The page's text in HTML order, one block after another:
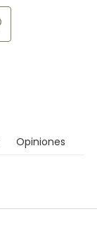
Opiniones